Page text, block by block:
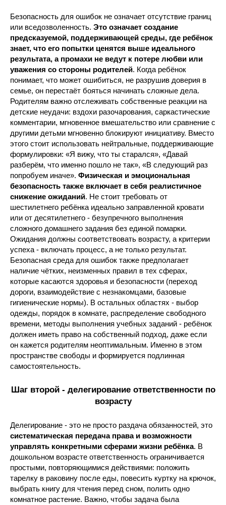
Безопасность для ошибок не означает отсутствие границ
или вседозволенность. Это означает создание
предсказуемой, поддерживающей среды, где ребёнок
знает, что его попытки ценятся выше идеального
результата, а промахи не ведут к потере любви или
уважения со стороны родителей. Когда ребёнок
понимает, что может ошибиться, не разрушив доверия в
семье, он перестаёт бояться начинать сложные дела.
Родителям важно отслеживать собственные реакции на
детские неудачи: вздохи разочарования, саркастические
комментарии, мгновенное вмешательство или сравнение с
другими детьми мгновенно блокируют инициативу. Вместо
этого стоит использовать нейтральные, поддерживающие
формулировки: «Я вижу, что ты старался», «Давай
разберём, что именно пошло не так», «В следующий раз
попробуем иначе». Физическая и эмоциональная
безопасность также включает в себя реалистичное
снижение ожиданий. Не стоит требовать от
шестилетнего ребёнка идеально заправленной кровати
или от десятилетнего - безупречного выполнения
сложного домашнего задания без единой помарки.
Ожидания должны соответствовать возрасту, а критерии
успеха - включать процесс, а не только результат.
Безопасная среда для ошибок также предполагает
наличие чётких, неизменных правил в тех сферах,
которые касаются здоровья и безопасности (переход
дороги, взаимодействие с незнакомцами, базовые
гигиенические нормы). В остальных областях - выбор
одежды, порядок в комнате, распределение свободного
времени, методы выполнения учебных заданий - ребёнок
должен иметь право на собственный подход, даже если
он кажется родителям неоптимальным. Именно в этом
пространстве свободы и формируется подлинная
самостоятельность.
Шаг второй - делегирование ответственности по
возрасту
Делегирование - это не просто раздача обязанностей, это
систематическая передача права и возможности
управлять конкретными сферами жизни ребёнка. В
дошкольном возрасте ответственность ограничивается
простыми, повторяющимися действиями: положить
тарелку в раковину после еды, повесить куртку на крючок,
выбрать книгу для чтения перед сном, полить одно
комнатное растение. Важно, чтобы задача была